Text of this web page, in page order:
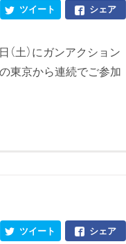
シェア
ツイート
土）にガンアクション
東京から連続でご参加
シェア
ツイート